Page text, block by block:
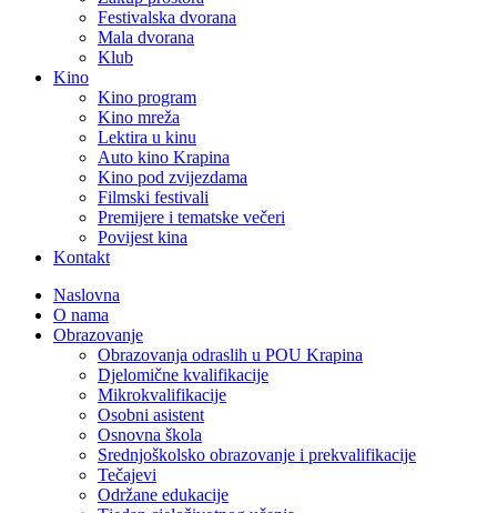
Festivalska dvorana
Mala dvorana
Klub
Kino
Kino program
Kino mreža
Lektira u kinu
Auto kino Krapina
Kino pod zvijezdama
Filmski festivali
Premijere i tematske večeri
Povijest kina
Kontakt
Naslovna
O nama
Obrazovanje
Obrazovanja odraslih u POU Krapina
Djelomične kvalifikacije
Mikrokvalifikacije
Osobni asistent
Osnovna škola
Srednjoškolsko obrazovanje i prekvalifikacije
Tečajevi
Održane edukacije